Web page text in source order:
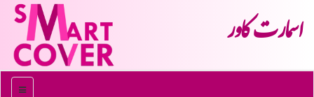
اسمارت كاور
منو